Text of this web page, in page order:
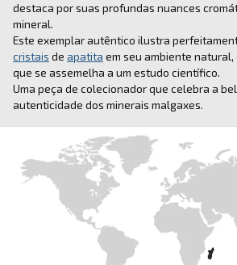
destaca por suas profundas nuances
mineral.
Este exemplar autêntico ilustra
cristais de apatita em seu ambiente
que se assemelha a um estudo científico.
Uma peça de colecionador que celebra a
autenticidade dos minerais malgaxes.